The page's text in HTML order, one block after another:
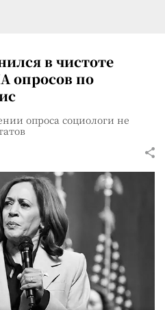
в чистоте
опросов по
опроса социологи не